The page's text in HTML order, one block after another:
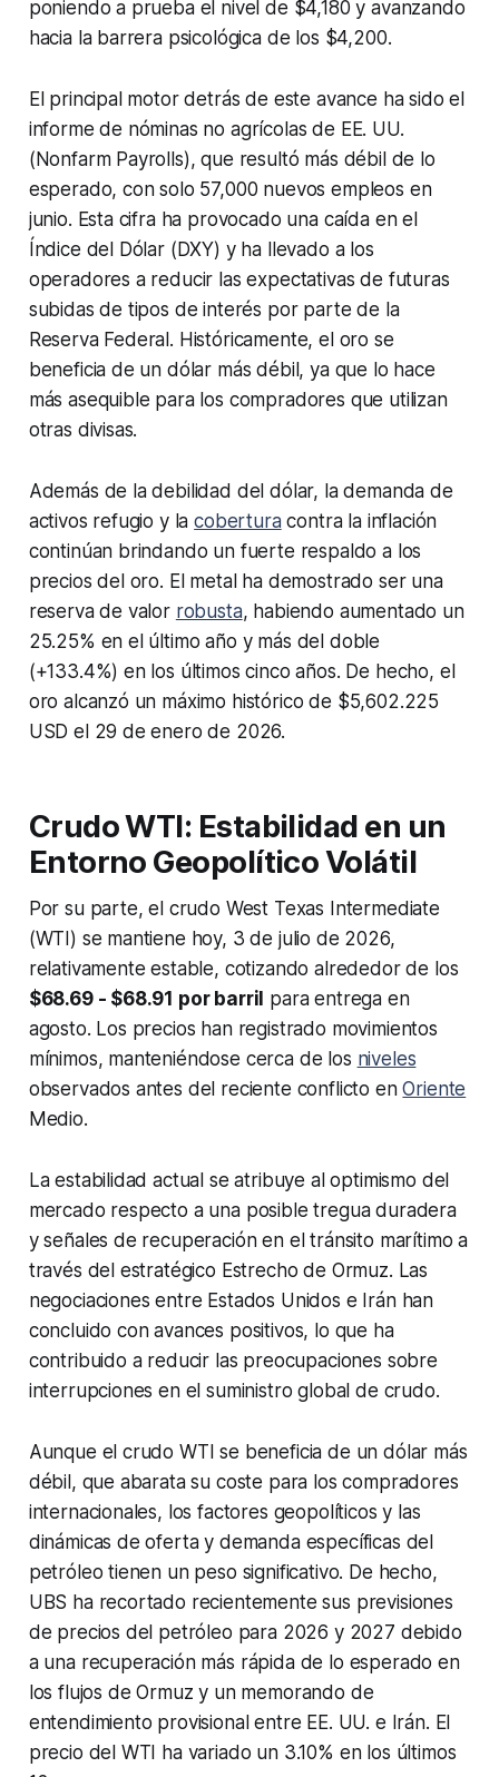
poniendo a prueba el nivel de $4,180 y avanzando
hacia la barrera psicológica de los $4,200.
El principal motor detrás de este avance ha sido el
informe de nóminas no agrícolas de EE. UU.
(Nonfarm Payrolls), que resultó más débil de lo
esperado, con solo 57,000 nuevos empleos en
junio. Esta cifra ha provocado una caída en el
Índice del Dólar (DXY) y ha llevado a los
operadores a reducir las expectativas de futuras
subidas de tipos de interés por parte de la
Reserva Federal. Históricamente, el oro se
beneficia de un dólar más débil, ya que lo hace
más asequible para los compradores que utilizan
otras divisas.
Además de la debilidad del dólar, la demanda de
activos refugio y lacoberturacontra la inflación
continúan brindando un fuerte respaldo a los
precios del oro. El metal ha demostrado ser una
reserva de valor robusta, habiendo aumentado un
25.25% en el último año y más del doble
(+133.4%) en los últimos cinco años. De hecho, el
oro alcanzó un máximo histórico de $5,602.225
USD el 29 de enero de 2026.
Crudo WTI: Estabilidad en un
Entorno Geopolítico Volátil
Por su parte, el crudo West Texas Intermediate
(WTI) se mantiene hoy, 3 de julio de 2026,
relativamente estable, cotizando alrededor de los
$68.69 - $68.91 por barril para entrega en
agosto. Los precios han registrado movimientos
mínimos, manteniéndose cerca de los niveles
observados antes del reciente conflicto enOriente
Medio.
La estabilidad actual se atribuye al optimismo del
mercado respecto a una posible tregua duradera
y señales de recuperación en el tránsito marítimo a
través del estratégico Estrecho de Ormuz. Las
negociaciones entre Estados Unidos e Irán han
concluido con avances positivos, lo que ha
contribuido a reducir las preocupaciones sobre
interrupciones en el suministro global de crudo.
Aunque el crudo WTI se beneficia de un dólar más
débil, que abarata su coste para los compradores
internacionales, los factores geopolíticos y las
dinámicas de oferta y demanda específicas del
petróleo tienen un peso significativo. De hecho,
UBS ha recortado recientemente sus previsiones
de precios del petróleo para 2026 y 2027 debido
a una recuperación más rápida de lo esperado en
los flujos de Ormuz y un memorando de
entendimiento provisional entre EE. UU. e Irán. El
precio del WTI ha variado un 3.10% en los últimos